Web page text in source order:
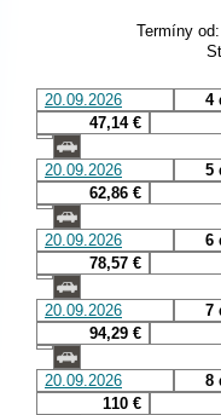
Termíny
20.09.2026 4
47,14 €
20.09.2026 5
62,86 €
20.09.2026 6
78,57 €
20.09.2026 7
94,29 €
20.09.2026 8
110 €